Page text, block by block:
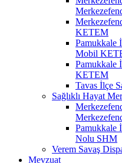
KETEM
Pamukkale
Mobil
Pamukkale
KETEM
Tavas İlçe
Sağlıklı Hayat
Pamukkale
Nolu SHM
Verem Savaş
Mevzuat